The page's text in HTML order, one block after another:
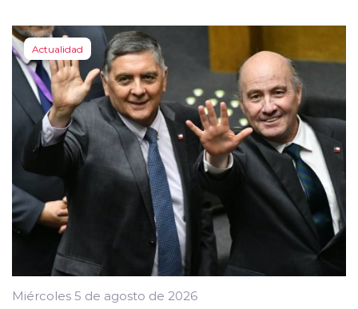
Actualidad
Miércoles 5 de agosto de 2026